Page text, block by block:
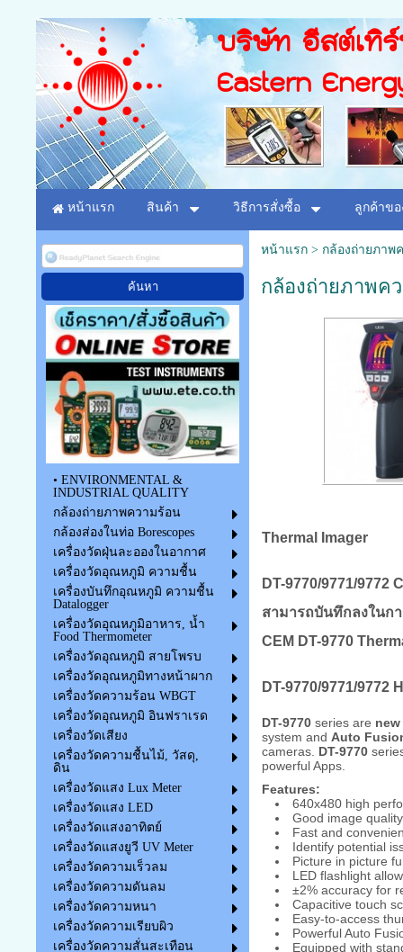
บริษัท อีสต์เทิ
Eastern
หน้าแรก สินค้า วิธีการสั่งซื้อ ลูกค้าขอ
• ENVIRONMENTAL &
INDUSTRIAL QUALITY
กล้องถ่ายภาพความร้อน
กล้องส่องในท่อ Borescopes
เครื่องวัดฝุ่นละอองในอากาศ
เครื่องวัดอุณหภูมิ ความชื้น
เครื่องบันทึกอุณหภูมิ ความชื้น
Datalogger
เครื่องวัดอุณหภูมิอาหาร, น้ำ
Food Thermometer
เครื่องวัดอุณหภูมิ สายโพรบ
เครื่องวัดอุณหภูมิทางหน้าผาก
เครื่องวัดความร้อน WBGT
เครื่องวัดอุณหภูมิ อินฟราเรด
เครื่องวัดเสียง
เครื่องวัดความชื้นไม้, วัสดุ,
ดิน
เครื่องวัดแสง Lux Meter
เครื่องวัดแสง LED
เครื่องวัดแสงอาทิตย์
เครื่องวัดแสงยูวี UV Meter
เครื่องวัดความเร็วลม
เครื่องวัดความดันลม
เครื่องวัดความหนา
เครื่องวัดความเรียบผิว
เครื่องวัดความสั่นสะเทือน
หน้าแรก> กล้องถ่ายภาพ
กล้องถ่ายภาพคว
Thermal Imager
DT-9770/9771/
สามารถบันทึกลงในก
CEM DT-9770
DT-9770/9771/9772
DT-9770series are
system and Auto
cameras. DT-9770
powerful Apps.
Features:
640x480 high
Good image
Fast and
Identify potential
Picture in picture
LED flashlight
±2% accuracy for
Capacitive touch
Easy-to-access
Powerful Auto
Equipped with